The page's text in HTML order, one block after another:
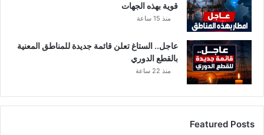
قوية بهذه الجهات
منذ 15 ساعة
عاجل.. الستاغ تعلن قائمة جديدة للمناطق المعنية
بالقطع الدوري
منذ 22 ساعة
Featured Posts